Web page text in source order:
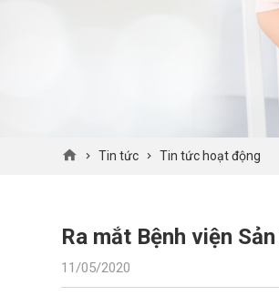
Tin tức Tin tức hoạt động
Ra mắt Bệnh viện
11/05/2020